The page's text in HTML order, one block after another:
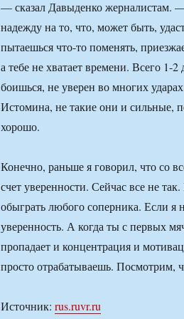
— сказал Давыденко жерналистам. —
надежду на то, что, может быть,
пытаешься что-то поменять,
а тебе не хватает времени. Всего 1-
боишься, не уверен во многих
Истомина, не такие они и сильные,
хорошо.
Конечно, раньше я говорил, что со
счет уверенности. Сейчас все не
обыграть любого соперника. Если я
уверенность. А когда ты с первых
пропадает и концентрация и
просто отрабатываешь. Посмотрим,
Источник: rus.ruvr.ru